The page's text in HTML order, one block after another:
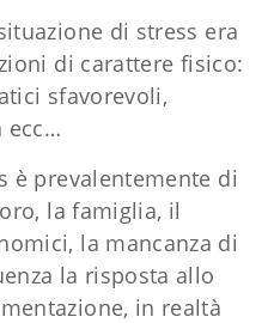
di stress era
di carattere fisico:
sfavorevoli,
ecc…
è prevalentemente di
la famiglia, il
la mancanza di
la risposta allo
in realtà